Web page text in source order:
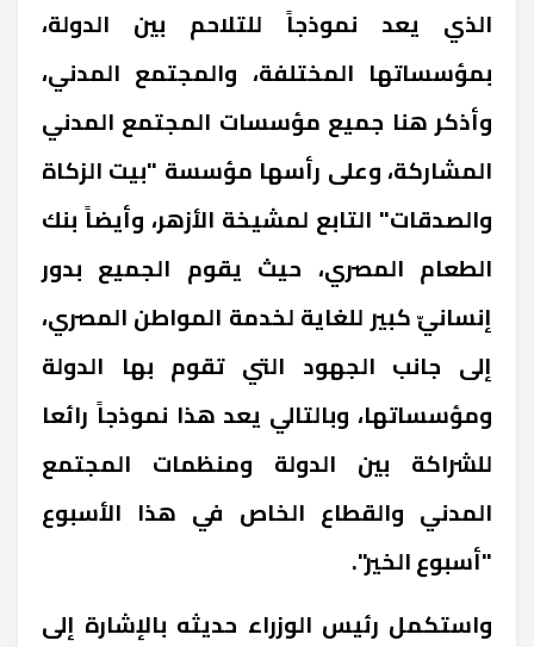
الذي يعد نموذجاً للتلاحم بين الدولة،
بمؤسساتها المختلفة، والمجتمع المدني،
وأذكر هنا جميع مؤسسات المجتمع المدني
المشاركة، وعلى رأسها مؤسسة "بيت الزكاة
والصدقات" التابع لمشيخة الأزهر، وأيضاً بنك
الطعام المصري، حيث يقوم الجميع بدور
إنسانيّ كبير للغاية لخدمة المواطن المصري،
إلى جانب الجهود التي تقوم بها الدولة
ومؤسساتها، وبالتالي يعد هذا نموذجاً رائعا
للشراكة بين الدولة ومنظمات المجتمع
المدني والقطاع الخاص في هذا الأسبوع
"أسبوع الخير".
واستكمل رئيس الوزراء حديثه بالإشارة إلى